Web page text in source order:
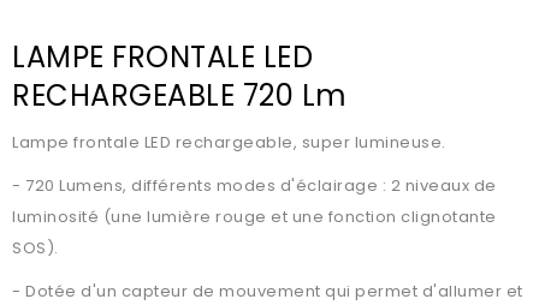
LAMPE FRONTALE LED
RECHARGEABLE 720 Lm
Lampe frontale LED rechargeable, super lumineuse.
- 720 Lumens, différents modes d'éclairage : 2 niveaux de
luminosité (une lumière rouge et une fonction clignotante
SOS).
- Dotée d'un capteur de mouvement qui permet d'allumer et